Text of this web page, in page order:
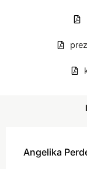
Angelika